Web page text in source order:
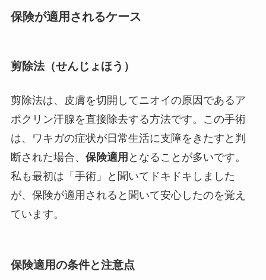
保険が適用されるケース
剪除法（せんじょほう）
剪除法は、皮膚を切開してニオイの原因であるア
ポクリン汗腺を直接除去する方法です。この手術
は、ワキガの症状が日常生活に支障をきたすと判
断された場合、 保険適用 となることが多いです。
私も最初は「手術」と聞いてドキドキしました
が、保険が適用されると聞いて安心したのを覚え
ています。
保険適用の条件と注意点